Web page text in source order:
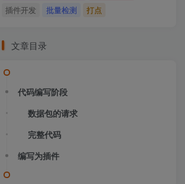
插件开发
批量检测 打点
文章目录
代码编写阶段
数据包的请求
完整代码
编写为插件